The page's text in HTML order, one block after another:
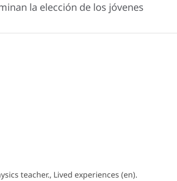
la elección de los jóvenes
teacher., Lived experiences (en).